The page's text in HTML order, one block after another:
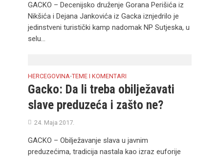
GACKO – Decenijsko druženje Gorana Perišića iz
Nikšića i Dejana Jankovića iz Gacka iznjedrilo je
jedinstveni turistički kamp nadomak NP Sutjeska, u
selu...
HERCEGOVINA•TEME I KOMENTARI
Gacko: Da li treba obilježavati
slave preduzeća i zašto ne?
24. Maja 2017.
GACKO – Obilježavanje slava u javnim
preduzećima, tradicija nastala kao izraz euforije